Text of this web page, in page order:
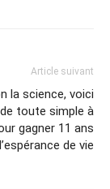
Article suivant
la science, voici
toute simple à
gagner 11 ans
de vie